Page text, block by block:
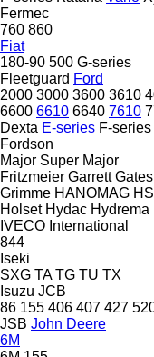
Fermec
760 860
Fiat
180-90 500 G-series
Fleetguard Ford
2000 3000 3600 3610
6600 6610 6640 7610
Dexta E-series F-series
Fordson
Major Super Major
Fritzmeier Garrett Gates
Grimme HANOMAG
Holset Hydac Hydrema
IVECO International
844
Iseki
SXG TA TG TU TX
Isuzu JCB
86 155 406 407 427
JSB John Deere
6M